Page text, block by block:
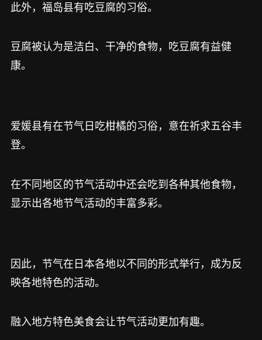
此外，福岛县有吃豆腐的习俗。
豆腐被认为是洁白、干净的食物，吃豆腐有益健
康。
爱媛县有在节气日吃柑橘的习俗，意在祈求五谷丰
登。
在不同地区的节气活动中还会吃到各种其他食物，
显示出各地节气活动的丰富多彩。
因此，节气在日本各地以不同的形式举行，成为反
映各地特色的活动。
融入地方特色美食会让节气活动更加有趣。